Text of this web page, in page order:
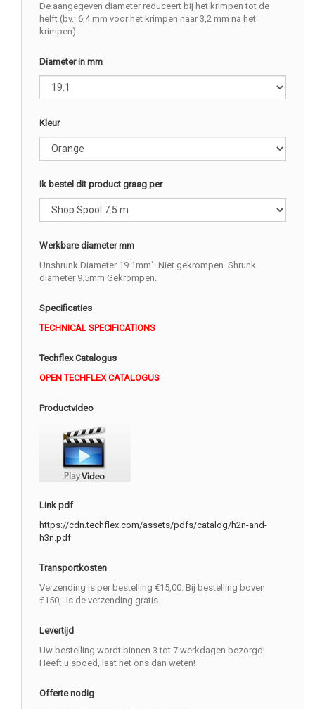
De aangegeven diameter reduceert bij het krimpen tot de
helft (bv.: 6,4 mm voor het krimpen naar 3,2 mm na het
krimpen).
Diameter in mm
Kleur
Ik bestel dit product graag per
Werkbare diameter mm
Unshrunk Diameter 19.1mm`. Niet gekrompen. Shrunk
diameter 9.5mm Gekrompen.
Specificaties
TECHNICAL SPECIFICATIONS
Techflex Catalogus
OPEN TECHFLEX CATALOGUS
Productvideo
Link pdf
https://cdn.techflex.com/assets/pdfs/catalog/h2n-and-
h3n.pdf
Transportkosten
Verzending is per bestelling €15,00. Bij bestelling boven
€150,- is de verzending gratis.
Levertijd
Uw bestelling wordt binnen 3 tot 7 werkdagen bezorgd!
Heeft u spoed, laat het ons dan weten!
Offerte nodig